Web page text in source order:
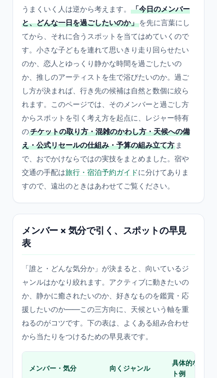
うまくいく人は逆から考えます。
「今日のメンバー
と、どんな一日を過ごしたいのか」 を先に言葉にし
てから、それに合うスポットを当てはめていくので
す。小さな子どもを連れて思いきり走り回らせたい
のか、恋人とゆっくり静かな時間を過ごしたいの
か、推しのアーティストを生で浴びたいのか。過ご
し方が決まれば、行き先の候補は自然と数個に絞ら
れます。このページでは、そのメンバーと過ごし方
からスポットを引く考え方を起点に、レジャー特有
のチケットの取り方・混雑のかわし方・天候への備
え・公式リセールの仕組み・予算の組み立て方 ま
で、おでかけならではの実技をまとめました。宿や
交通の手配は旅行・宿泊予約ガイドに分けてありま
すので、遠出のときはあわせてご覧ください。
メンバー × 気分で引く、スポットの早見
表
「誰と・どんな気分か」が決まると、向いているジ
ャンルはかなり絞れます。アクティブに動きたいの
か、静かに癒されたいのか、好きなものを鑑賞・応
援したいのか——この三方向に、天候という軸を重
ねるのがコツです。下の表は、よくある組み合わせ
から当たりをつけるための早見表です。
メンバー・気分 向くジャンル
具体的なスポ
ト例